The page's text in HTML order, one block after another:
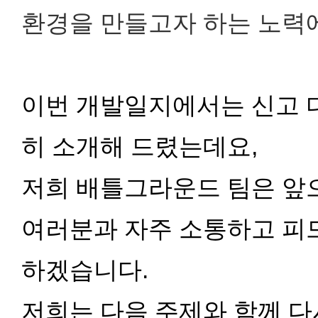
환경을 만들고자 하는 노
이번 개발일지에서는 신고
히 소개해 드렸는데요,
저희 배틀그라운드 팀은
여러분과 자주 소통하고
하겠습니다.
저희는 다음 주제와 함께